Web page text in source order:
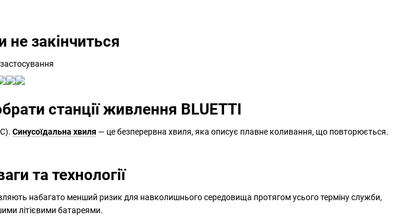
не закінчиться
станції живлення BLUETTI
Синусоїдальна хвиля — це безперервна хвиля, яка описує плавне коливання, що повторюється.
та технології
набагато менший ризик для навколишнього середовища протягом усього терміну служби,
літієвими батареями.